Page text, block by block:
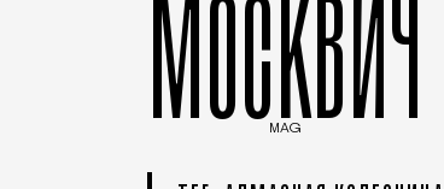
МОСКВИЧ
MAG